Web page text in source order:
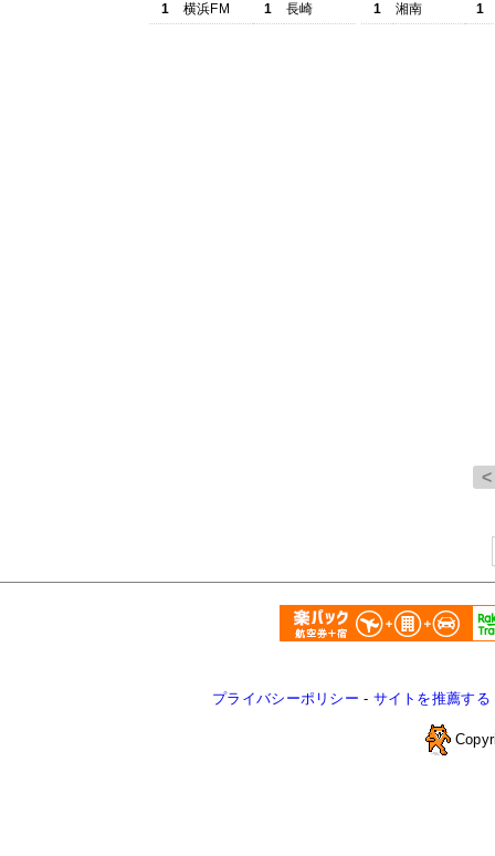
1
横浜FM 1 長崎
1
湘南 1
プライバシーポリシー - サイトを推薦する